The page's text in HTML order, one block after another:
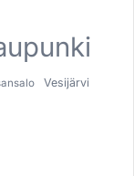
Vesijärvi